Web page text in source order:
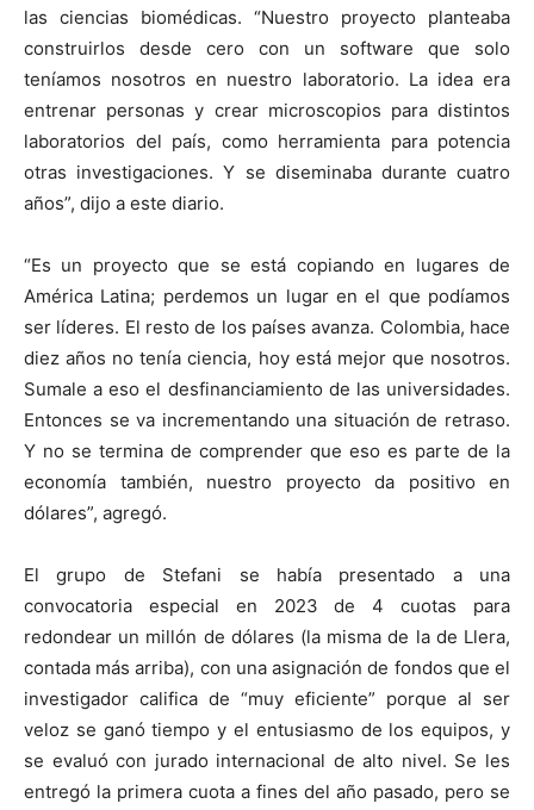
las ciencias biomédicas. “Nuestro proyecto planteaba
construirlos desde cero con un software que solo
teníamos nosotros en nuestro laboratorio. La idea era
entrenar personas y crear microscopios para distintos
laboratorios del país, como herramienta para potencia
otras investigaciones. Y se diseminaba durante cuatro
años”, dijo a este diario.
“Es un proyecto que se está copiando en lugares de
América Latina; perdemos un lugar en el que podíamos
ser líderes. El resto de los países avanza. Colombia, hace
diez años no tenía ciencia, hoy está mejor que nosotros.
Sumale a eso el desfinanciamiento de las universidades.
Entonces se va incrementando una situación de retraso.
Y no se termina de comprender que eso es parte de la
economía también, nuestro proyecto da positivo en
dólares”, agregó.
El grupo de Stefani se había presentado a una
convocatoria especial en 2023 de 4 cuotas para
redondear un millón de dólares (la misma de la de Llera,
contada más arriba), con una asignación de fondos que el
investigador califica de “muy eficiente” porque al ser
veloz se ganó tiempo y el entusiasmo de los equipos, y
se evaluó con jurado internacional de alto nivel. Se les
entregó la primera cuota a fines del año pasado, pero se